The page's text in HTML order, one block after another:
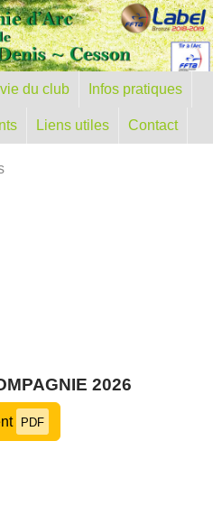
du club Infos pratiques
Liens utiles Contact
2026
PDF